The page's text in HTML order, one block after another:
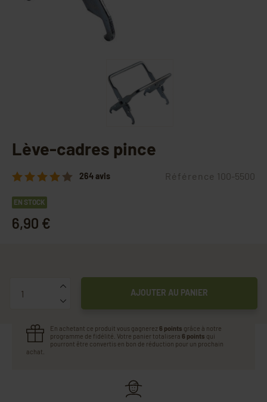
Lève-cadres pince
264 avis Référence 100-5500
EN STOCK
6,90 €
AJOUTER AU PANIER
En achetant ce produit vous gagnerez 6 points grâce à notre
programme de fidélité. Votre panier totalisera 6 points qui
pourront être convertis en bon de réduction pour un prochain
achat.